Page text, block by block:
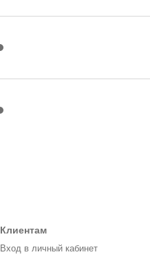
Клиентам
Вход в личный кабинет